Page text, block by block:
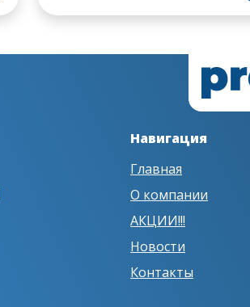
Навигация
Главная
О компании
АКЦИИ!!!
Новости
Контакты